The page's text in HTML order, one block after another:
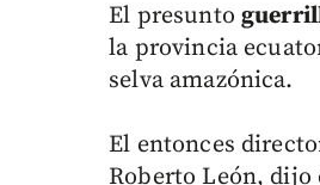
El presunto
la provincia
selva amazónica.
El entonces
Roberto León, dijo